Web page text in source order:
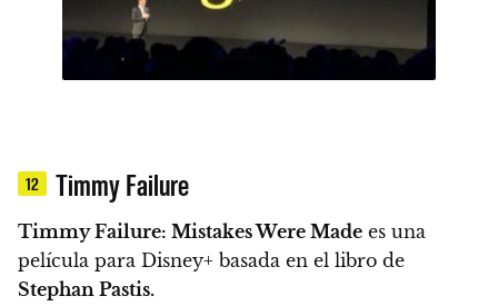
12 Timmy Failure
Timmy Failure: Mistakes Were Made es una
película para Disney+ basada en el libro de
Stephan Pastis.